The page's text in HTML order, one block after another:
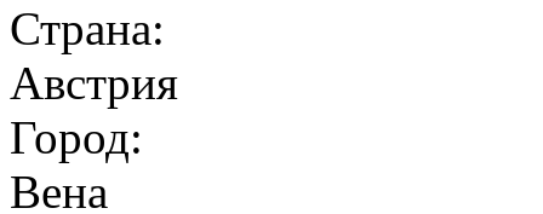
Страна:
Австрия
Город:
Вена